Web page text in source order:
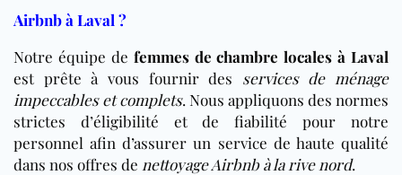
Airbnb à Laval ?
Notre équipe de femmes de chambre locales à Laval
est prête à vous fournir des services de ménage
impeccables et complets. Nous appliquons des normes
strictes d’éligibilité et de fiabilité pour notre
personnel afin d’assurer un service de haute qualité
dans nos offres de nettoyage Airbnb à la rive nord.